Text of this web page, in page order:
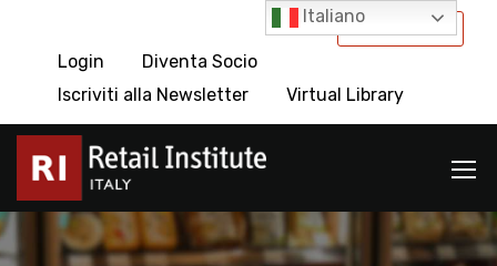
International
Login
Diventa Socio
Iscriviti alla Newsletter
Virtual Library
Italiano